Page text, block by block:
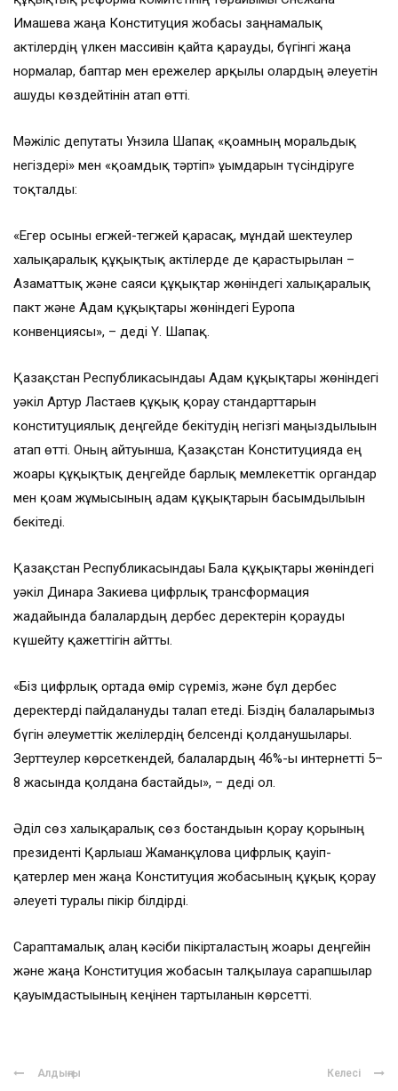
Имашева жаңа Конституция жобасы заңнамалық
актілердің үлкен массивін қайта қарауды, бүгінгі жаңа
нормалар, баптар мен ережелер арқылы олардың әлеуетін
ашуды көздейтінін атап өтті.
Мәжіліс депутаты Унзила Шапақ «қоғамның моральдық
негіздері» мен «қоғамдық тәртіп» ұғымдарын түсіндіруге
тоқталды:
«Егер осыны егжей-тегжей қарасақ, мұндай шектеулер
халықаралық құқықтық актілерде де қарастырылған –
Азаматтық және саяси құқықтар жөніндегі халықаралық
пакт және Адам құқықтары жөніндегі Еуропа
конвенциясы», – деді Ү. Шапақ.
Қазақстан Республикасындағы Адам құқықтары жөніндегі
уәкіл Артур Ластаев құқық қорғау стандарттарын
конституциялық деңгейде бекітудің негізгі маңыздылығын
атап өтті. Оның айтуынша, Қазақстан Конституцияда ең
жоғары құқықтық деңгейде барлық мемлекеттік органдар
мен қоғам жұмысының адам құқықтарын басымдылығын
бекітеді.
Қазақстан Республикасындағы Бала құқықтары жөніндегі
уәкіл Динара Закиева цифрлық трансформация
жағдайында балалардың дербес деректерін қорғауды
күшейту қажеттігін айтты.
«Біз цифрлық ортада өмір сүреміз, және бұл дербес
деректерді пайдалануды талап етеді. Біздің балаларымыз
бүгін әлеуметтік желілердің белсенді қолданушылары.
Зерттеулер көрсеткендей, балалардың 46%-ы интернетті 5–
8 жасында қолдана бастайды», – деді ол.
Әділ сөз халықаралық сөз бостандығын қорғау қорының
президенті Қарлығаш Жаманқұлова цифрлық қауіп-
қатерлер мен жаңа Конституция жобасының құқық қорғау
әлеуеті туралы пікір білдірді.
Сараптамалық алаң кәсіби пікірталастың жоғары деңгейін
және жаңа Конституция жобасын талқылауға сарапшылар
қауымдастығының кеңінен тартылғанын көрсетті.
Алдыңғы Келесі